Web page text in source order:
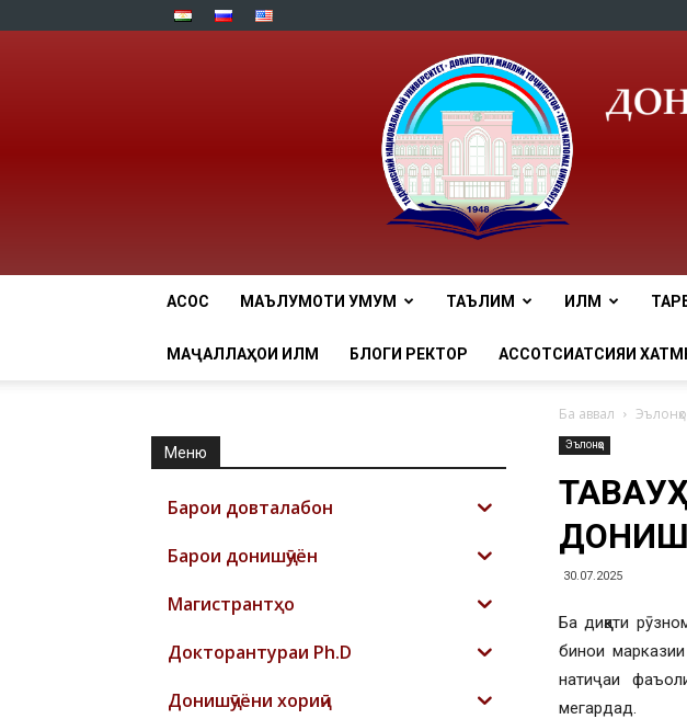
АСОСӢ МАЪЛУМОТИ УМУМӢ ТАЪЛИМ ИЛМ
МАҶАЛЛАҲОИ ИЛМӢ БЛОГИ РЕКТОР АССОТСИАТСИЯИ
Ба аввал Эълонҳо
Эълонҳо
30.07.2025
Ба диққати
бинои
натиҷаи
мегардад.
Меню
Барои довталабон
Барои донишҷӯён
Магистрантҳо
Докторантураи Ph.D
Донишҷӯёни хориҷӣ